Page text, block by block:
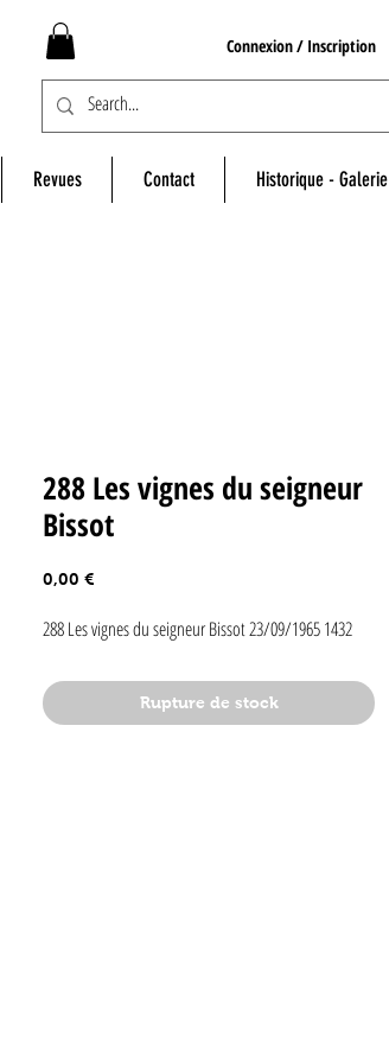
Connexion / Inscription
Revues Contact Historique - Galerie
288 Les vignes du seigneur
Bissot
0,00 €
288 Les vignes du seigneur Bissot 23/09/1965 1432
Rupture de stock